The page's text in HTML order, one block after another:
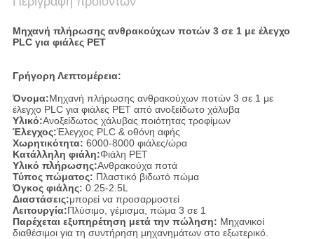
Μηχανή πλήρωσης ανθρακούχων ποτών 3 σε 1 με έλεγχο
PLC για φιάλες PET
Γρήγορη Λεπτομέρεια:
Όνομα:Μηχανή πλήρωσης ανθρακούχων ποτών 3 σε 1 με
έλεγχο PLC για φιάλες PET από ανοξείδωτο χάλυβα
Υλικό:Ανοξείδωτος χάλυβας ποιότητας τροφίμων
Έλεγχος:Έλεγχος PLC & οθόνη αφής
Χωρητικότητα: 6000-8000 φιάλες/ώρα
Κατάλληλη φιάλη:Φιάλη PET
Υλικό πλήρωσης:Ανθρακούχα ποτά
Τύπος πώματος: Πλαστικό βιδωτό πώμα
Όγκος φιάλης: 0.25-2.5L
Διαστάσεις:μπορεί να προσαρμοστεί
Λειτουργία:Πλύσιμο, γέμισμα, πώμα 3 σε 1
Παρέχεται εξυπηρέτηση μετά την πώληση: Μηχανικοί
διαθέσιμοι για τη συντήρηση μηχανημάτων στο εξωτερικό.